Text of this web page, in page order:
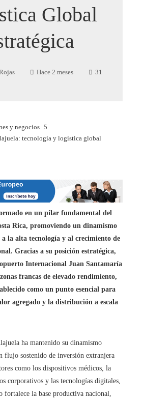
Global
Hace 2 meses 31
y negocios
tecnología y logística global
en un pilar fundamental del
Rica, promoviendo un dinamismo
a la alta tecnología y al crecimiento de
Gracias a su posición estratégica,
Internacional Juan Santamaría
francas de elevado rendimiento,
como un punto esencial para
agregado y la distribución a escala
ha mantenido su dinamismo
flujo sostenido de inversión extranjera
como los dispositivos médicos, la
corporativos y las tecnologías digitales,
fortalece la base productiva nacional,